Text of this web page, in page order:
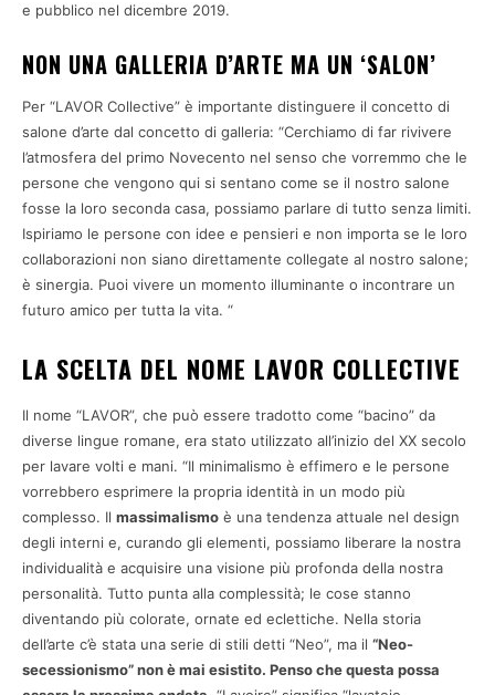
e pubblico nel dicembre 2019.
NON UNA GALLERIA D’ARTE MA UN ‘SALON’
Per “LAVOR Collective” è importante distinguere il concetto di
salone d’arte dal concetto di galleria: “Cerchiamo di far rivivere
l’atmosfera del primo Novecento nel senso che vorremmo che le
persone che vengono qui si sentano come se il nostro salone
fosse la loro seconda casa, possiamo parlare di tutto senza limiti.
Ispiriamo le persone con idee e pensieri e non importa se le loro
collaborazioni non siano direttamente collegate al nostro salone;
è sinergia. Puoi vivere un momento illuminante o incontrare un
futuro amico per tutta la vita. “
LA SCELTA DEL NOME LAVOR COLLECTIVE
Il nome “LAVOR”, che può essere tradotto come “bacino” da
diverse lingue romane, era stato utilizzato all’inizio del XX secolo
per lavare volti e mani. “Il minimalismo è effimero e le persone
vorrebbero esprimere la propria identità in un modo più
complesso. Il massimalismo è una tendenza attuale nel design
degli interni e, curando gli elementi, possiamo liberare la nostra
individualità e acquisire una visione più profonda della nostra
personalità. Tutto punta alla complessità; le cose stanno
diventando più colorate, ornate ed eclettiche. Nella storia
dell’arte c’è stata una serie di stili detti “Neo”, ma il “Neo-
secessionismo” non è mai esistito. Penso che questa possa